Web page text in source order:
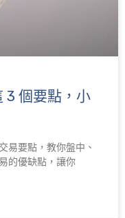
3 個要點，小
易要點，教你盤中、
的優缺點，讓你